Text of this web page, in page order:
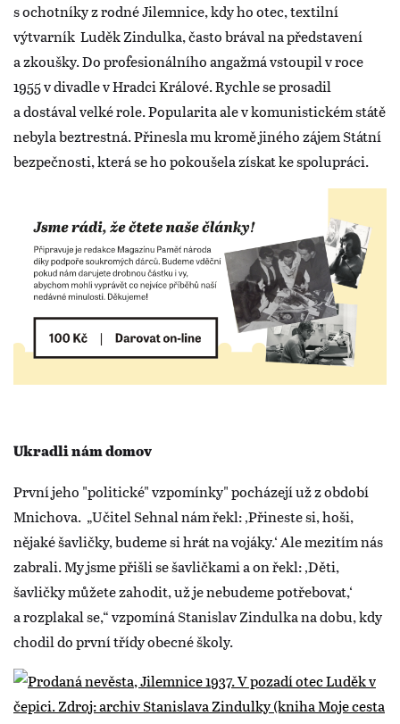
s ochotníky z rodné Jilemnice, kdy ho otec, textilní
výtvarník Luděk Zindulka, často brával na představení
a zkoušky. Do profesionálního angažmá vstoupil v roce
1955 v divadle v Hradci Králové. Rychle se prosadil
a dostával velké role. Popularita ale v komunistickém státě
nebyla beztrestná. Přinesla mu kromě jiného zájem Státní
bezpečnosti, která se ho pokoušela získat ke spolupráci.
Ukradli nám domov
První jeho "politické" vzpomínky" pocházejí už z období
Mnichova. „Učitel Sehnal nám řekl: ‚Přineste si, hoši,
nějaké šavličky, budeme si hrát na vojáky.‘ Ale mezitím nás
zabrali. My jsme přišli se šavličkami a on řekl: ‚Děti,
šavličky můžete zahodit, už je nebudeme potřebovat,‘
a rozplakal se,“ vzpomíná Stanislav Zindulka na dobu, kdy
chodil do první třídy obecné školy.